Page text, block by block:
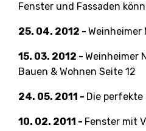
Fenster und Fassaden
25. 04. 2012 -
15. 03. 2012 - Weinheimer
Bauen & Wohnen Seite 12
24. 05. 2011 - Die perfekte
10. 02. 2011 - Fenster mit